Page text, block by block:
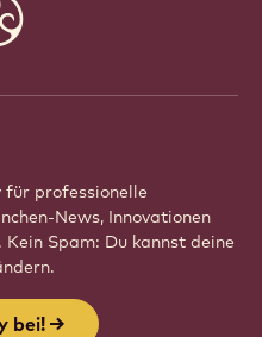
für professionelle
News, Innovationen
Spam: Du kannst deine
bei!